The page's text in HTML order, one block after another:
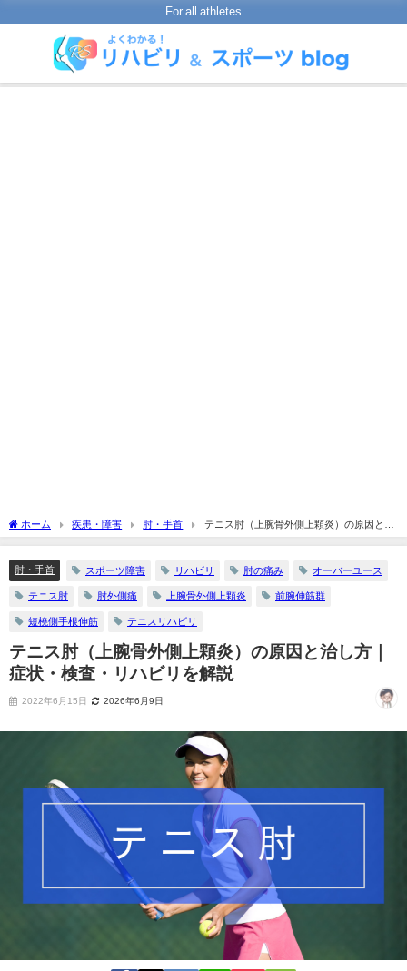
For all athletes
ホーム 疾患・障害 肘・手首
テニス肘（上腕骨外側上顆炎）の原因と治
し方｜症状・検査・リハビリを解説
肘・手首 スポーツ障害 リハビリ 肘の痛み オーバーユース
テニス肘 肘外側痛 上腕骨外側上顆炎 前腕伸筋群
短橈側手根伸筋 テニスリハビリ
テニス肘（上腕骨外側上顆炎）の原因と治し方｜
症状・検査・リハビリを解説
2022年6月15日 2026年6月9日